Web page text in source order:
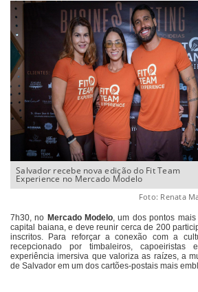
Salvador recebe nova edição do Fit Team
Experience no Mercado Modelo
Foto: Renata
7h30, no Mercado Modelo, um dos pontos
capital baiana, e deve reunir cerca de 200
inscritos. Para reforçar a conexão com a
recepcionado por timbaleiros, capoeiristas
experiência imersiva que valoriza as raízes, a
de Salvador em um dos cartões-postais mais